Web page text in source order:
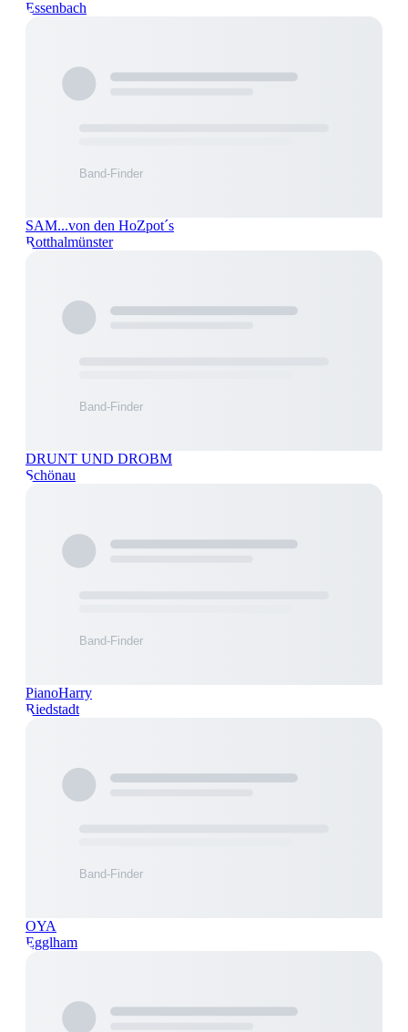
Essenbach
SAM...von den HoZpot´s
Rotthalmünster
DRUNT UND DROBM
Schönau
PianoHarry
Riedstadt
OYA
Egglham